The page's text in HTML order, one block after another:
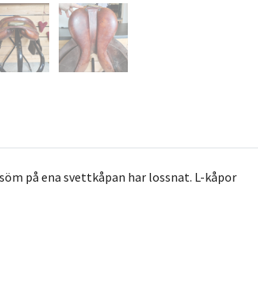
på ena svettkåpan har lossnat. L-kåpor